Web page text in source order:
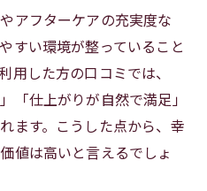
対策もできるサロン利用
町のメンズ脱毛事情
のメリットと利用法
町メンズ脱毛の選び方
アフターケアの充実度な
すい環境が整っていること
用した方の口コミでは、
「仕上がりが自然で満足」
ます。こうした点から、幸
値は高いと言えるでしょ